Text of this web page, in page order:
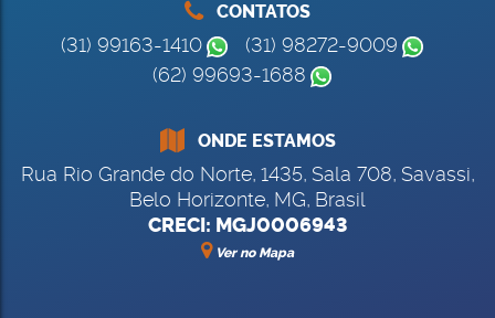
CONTATOS
(31) 99163-1410
(31) 98272-9009
(62) 99693-1688
ONDE ESTAMOS
Rua Rio Grande do Norte, 1435, Sala 708, Savassi,
Belo Horizonte, MG, Brasil
CRECI: MGJ0006943
Ver no Mapa